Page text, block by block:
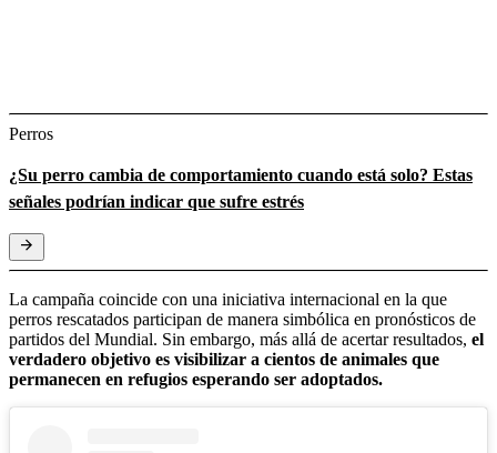
Perros
¿Su perro cambia de comportamiento cuando está solo? Estas
señales podrían indicar que sufre estrés
La campaña coincide con una iniciativa internacional en la que
perros rescatados participan de manera simbólica en pronósticos de
partidos del Mundial. Sin embargo, más allá de acertar resultados, el
verdadero objetivo es visibilizar a cientos de animales que
permanecen en refugios esperando ser adoptados.